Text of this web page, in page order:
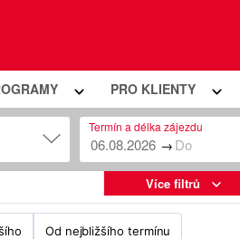
PRO KLIENTY
Termín a délka zájezdu
→
Více filtrů
Od nejbližšího termínu